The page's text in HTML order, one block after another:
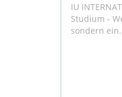
IU
Studium -
sondern